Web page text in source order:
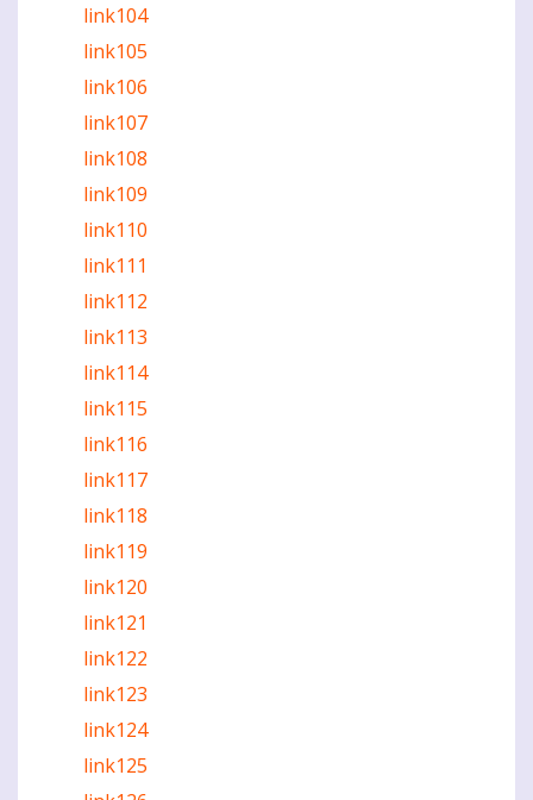
link104
link105
link106
link107
link108
link109
link110
link111
link112
link113
link114
link115
link116
link117
link118
link119
link120
link121
link122
link123
link124
link125